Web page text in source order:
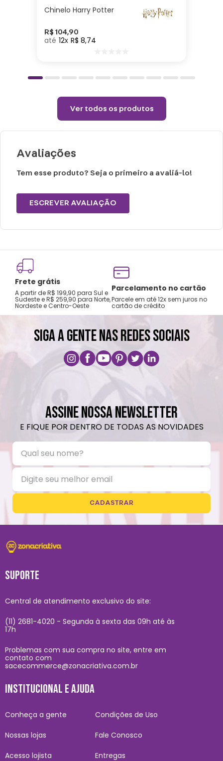
36| Enchimento: Fibra| Tecido: Poliéster
Cuidados e recomendações de uso:
(sem vapor).
Permitido uso de centrifuga e máquina
Temperatura máxima de lavagem 40°.
Chinelo Harry Potter
R$ 104,90
12 R$ 8,74
Ver todos os produtos
Avaliações
Tem esse produto? Seja o primeiro a avaliá-lo!
ESCREVER AVALIAÇÃO
Frete grátis
A partir de R$ 199,90 para Sul e
Sudeste e R$ 259,90 para Norte,
Nordeste e Centro-Oeste
Parcelamento no cartão
Parcele em até 12x sem juros no
cartão de crédito
SIGA A GENTE NAS REDES SOCIAIS
ASSINE NOSSA NEWSLETTER
E FIQUE POR DENTRO DE TODAS AS NOVIDADES
CADASTRAR
SUPORTE
Central de atendimento exclusivo do site:
(11) 2681-4020 - Segunda à sexta das 09h até às
17h
Problemas com sua compra no site, entre em
contato com
sacecommerce@zonacriativa.com.br
INSTITUCIONAL E AJUDA
Conheça a gente
Nossas lojas
Acesso lojista
Condições de Uso
Fale Conosco
Entregas